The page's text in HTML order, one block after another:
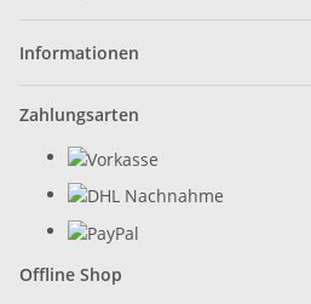
Informationen
Zahlungsarten
Offline Shop